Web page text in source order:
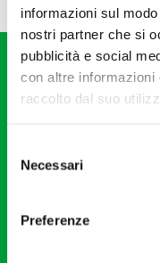
informazioni sul
nostri partner che si
pubblicità e social
con altre informazioni
raccolto dal suo
delNecessari
Preferenze
Fondazione I
Partita Iva 04410060158